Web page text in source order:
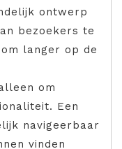
ontwerp
bezoekers te
langer op de
om
Een
navigeerbaar
vinden